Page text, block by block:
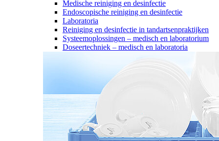
Medische reiniging en desinfectie
Endoscopische reiniging en desinfectie
Laboratoria
Reiniging en desinfectie in tandartsenpraktijken
Systeemoplossingen – medisch en laboratorium
Doseertechniek – medisch en laboratoria